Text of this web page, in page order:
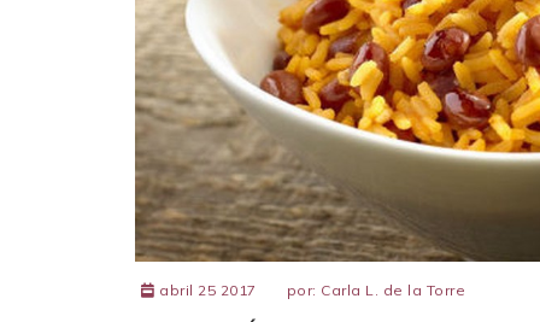
abril 25 2017 por: Carla L. de la Torre